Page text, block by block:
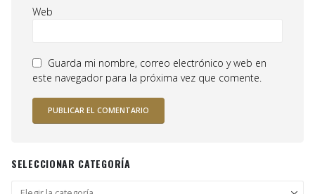
Web
Guarda mi nombre, correo electrónico y web en
este navegador para la próxima vez que comente.
SELECCIONAR CATEGORÍA
Seleccionar